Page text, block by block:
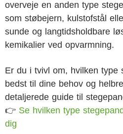
overveje en anden type
som støbejern, kulstofstål
sunde og langtidsholdbare
kemikalier ved opvarmning.
Er du i tvivl om, hvilken type
bedst til dine behov og
detaljerede guide til
👉 Se hvilken type
dig